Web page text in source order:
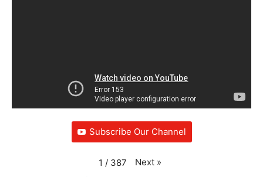
Subscribe Our Channel
1 / 387 Next »